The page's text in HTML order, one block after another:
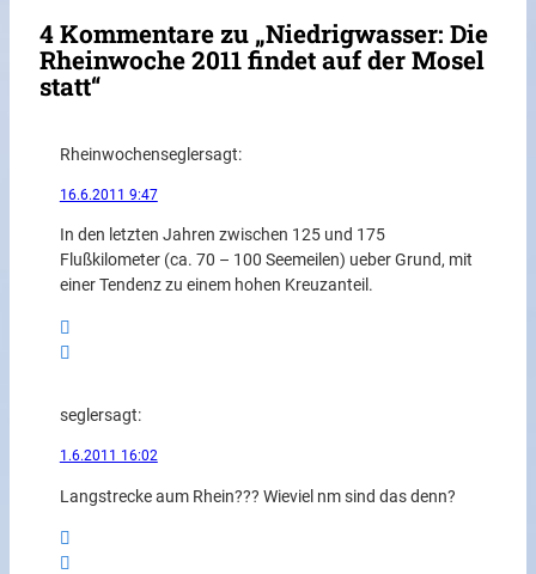
4 Kommentare zu „Niedrigwasser: Die
Rheinwoche 2011 findet auf der Mosel
statt“
Rheinwochenseglersagt:
16.6.2011 9:47
In den letzten Jahren zwischen 125 und 175
Flußkilometer (ca. 70 – 100 Seemeilen) ueber Grund, mit
einer Tendenz zu einem hohen Kreuzanteil.
seglersagt:
1.6.2011 16:02
Langstrecke aum Rhein??? Wieviel nm sind das denn?